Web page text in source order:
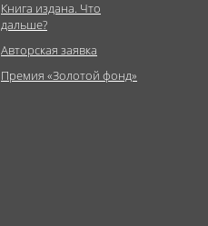
Книга издана. Что
дальше?
Авторская заявка
Премия «Золотой фонд»